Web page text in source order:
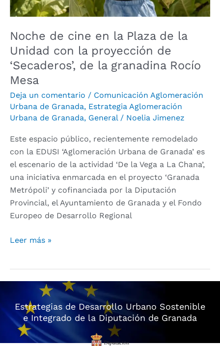
Noche de cine en la Plaza de la
Unidad con la proyección de
‘Secaderos’, de la granadina Rocío
Mesa
Deja un comentario / Comunicación Aglomeración
Urbana de Granada, Estrategia Aglomeración
Urbana de Granada, General/ Noelia Jimenez
Este espacio público, recientemente remodelado
con la EDUSI ‘Aglomeración Urbana de Granada’ es
el escenario de la actividad ‘De la Vega a La Chana’,
una iniciativa enmarcada en el proyecto ‘Granada
Metrópoli’ y cofinanciada por la Diputación
Provincial, el Ayuntamiento de Granada y el Fondo
Europeo de Desarrollo Regional
proyección
de
‘Secaderos’,
la
granadina
Rocío
Mesa
Leer más »
Estrategias de Desarrollo Urbano Sostenible
e Integrado de la Diputación de Granada